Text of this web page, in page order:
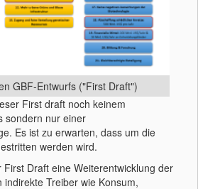
GBF-Entwurfs ("First Draft")
First draft noch keinem
sondern nur einer
Es ist zu erwarten, dass um die
werden wird.
Draft eine Weiterentwicklung der
indirekte Treiber wie Konsum,